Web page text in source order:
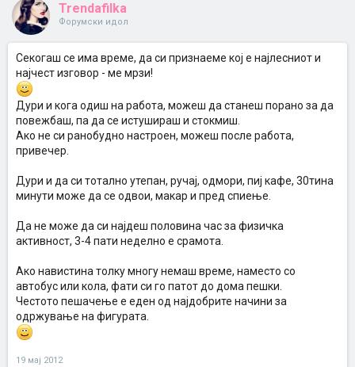
Trendafilka
Форумски идол
Секогаш се има време, да си признаеме кој е најлесниот и
најчест изговор - ме мрзи!
Дури и кога одиш на работа, можеш да станеш порано за да
повежбаш, па да се истушираш и стокмиш.
Ако не си ранобудно настроен, можеш после работа,
привечер.
Дури и да си тотално утепан, ручај, одмори, пиј кафе, 30тина
минути може да се одвои, макар и пред спиење.
Да не може да си најдеш половина час за физичка
активност, 3-4 пати неделно е срамота.
Ако навистина толку многу немаш време, наместо со
автобус или кола, фати си го патот до дома пешки.
Честото пешачење е еден од најдобрите начини за
одржување на фигурата.
19 мај 2012